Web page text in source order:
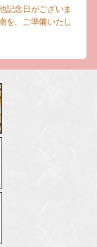
記念日がございま
を、ご準備いたし